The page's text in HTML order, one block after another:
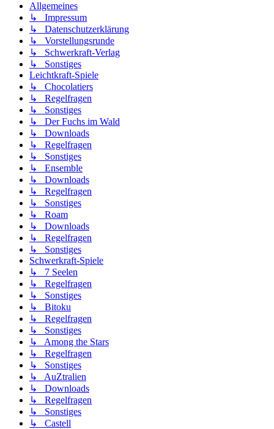
Allgemeines
↳ Impressum
↳ Datenschutzerklärung
↳ Vorstellungsrunde
↳ Schwerkraft-Verlag
↳ Sonstiges
Leichtkraft-Spiele
↳ Chocolatiers
↳ Regelfragen
↳ Sonstiges
↳ Der Fuchs im Wald
↳ Downloads
↳ Regelfragen
↳ Sonstiges
↳ Ensemble
↳ Downloads
↳ Regelfragen
↳ Sonstiges
↳ Roam
↳ Downloads
↳ Regelfragen
↳ Sonstiges
Schwerkraft-Spiele
↳ 7 Seelen
↳ Regelfragen
↳ Sonstiges
↳ Bitoku
↳ Regelfragen
↳ Sonstiges
↳ Among the Stars
↳ Regelfragen
↳ Sonstiges
↳ AuZtralien
↳ Downloads
↳ Regelfragen
↳ Sonstiges
↳ Castell